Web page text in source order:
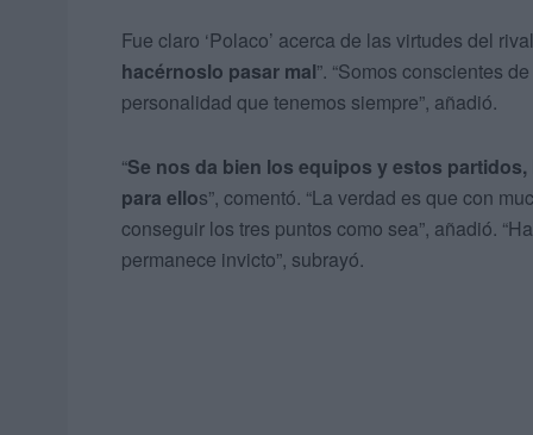
Fue claro ‘Polaco’ acerca de las virtudes del
hacérnoslo pasar mal”. “Somos conscientes
personalidad que tenemos siempre”, añadió.
“Se nos da bien los equipos y estos
para ellos”, comentó. “La verdad es que con
conseguir los tres puntos como sea”, añadió.
permanece invicto”, subrayó.